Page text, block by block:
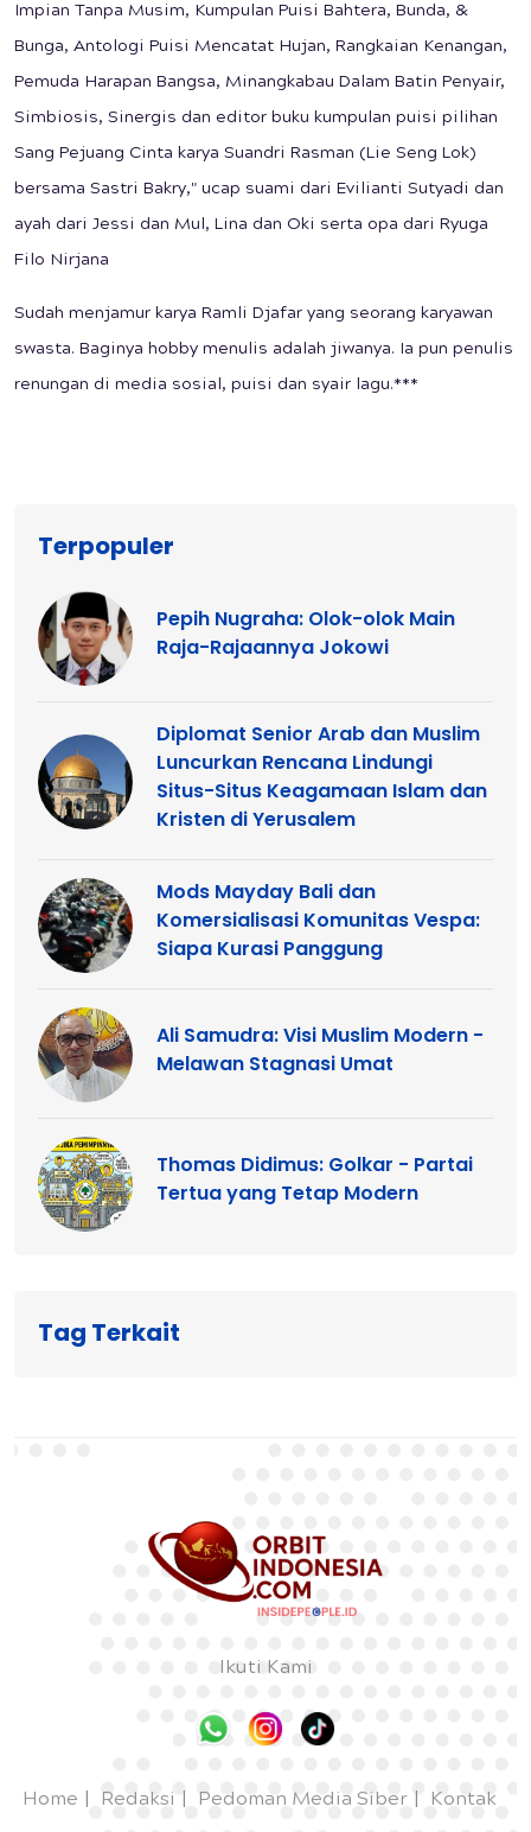
Impian Tanpa Musim, Kumpulan Puisi Bahtera, Bunda, &
Bunga, Antologi Puisi Mencatat Hujan, Rangkaian Kenangan,
Pemuda Harapan Bangsa, Minangkabau Dalam Batin Penyair,
Simbiosis, Sinergis dan editor buku kumpulan puisi pilihan
Sang Pejuang Cinta karya Suandri Rasman (Lie Seng Lok)
bersama Sastri Bakry," ucap suami dari Evilianti Sutyadi dan
ayah dari Jessi dan Mul, Lina dan Oki serta opa dari Ryuga
Filo Nirjana
Sudah menjamur karya Ramli Djafar yang seorang karyawan
swasta. Baginya hobby menulis adalah jiwanya. Ia pun penulis
renungan di media sosial, puisi dan syair lagu.***
Terpopuler
Pepih Nugraha: Olok-olok Main
Raja-Rajaannya Jokowi
Diplomat Senior Arab dan Muslim
Luncurkan Rencana Lindungi
Situs-Situs Keagamaan Islam dan
Kristen di Yerusalem
Mods Mayday Bali dan
Komersialisasi Komunitas Vespa:
Siapa Kurasi Panggung
Ali Samudra: Visi Muslim Modern -
Melawan Stagnasi Umat
Thomas Didimus: Golkar - Partai
Tertua yang Tetap Modern
Tag Terkait
Ikuti Kami
Home Redaksi Pedoman Media Siber Kontak